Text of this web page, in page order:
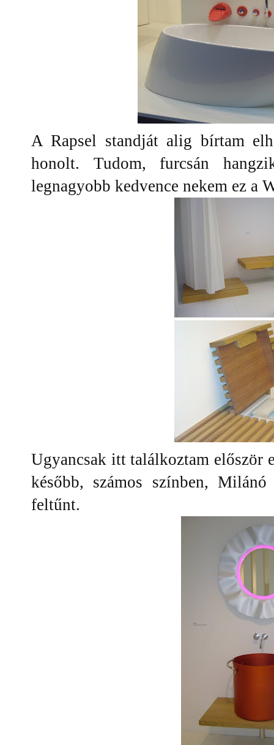
A Rapsel standját alig bírtam
honolt. Tudom, furcsán
legnagyobb kedvence nekem ez a
Ugyancsak itt találkoztam először
később, számos színben,
feltűnt.